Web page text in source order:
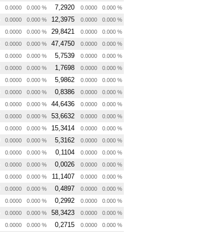
0.0000 0.000 % 7,2920 0.0000 0.000 %
0.0000 0.000 % 12,3975 0.0000 0.000 %
0.0000 0.000 % 29,8421 0.0000 0.000 %
0.0000 0.000 % 47,4750 0.0000 0.000 %
0.0000 0.000 % 5,7539 0.0000 0.000 %
0.0000 0.000 % 1,7698 0.0000 0.000 %
0.0000 0.000 % 5,9862 0.0000 0.000 %
0.0000 0.000 % 0,8386 0.0000 0.000 %
0.0000 0.000 % 44,6436 0.0000 0.000 %
0.0000 0.000 % 53,6632 0.0000 0.000 %
0.0000 0.000 % 15,3414 0.0000 0.000 %
0.0000 0.000 % 5,3162 0.0000 0.000 %
0.0000 0.000 % 0,1104 0.0000 0.000 %
0.0000 0.000 % 0,0026 0.0000 0.000 %
0.0000 0.000 % 11,1407 0.0000 0.000 %
0.0000 0.000 % 0,4897 0.0000 0.000 %
0.0000 0.000 % 0,2992 0.0000 0.000 %
0.0000 0.000 % 58,3423 0.0000 0.000 %
0.0000 0.000 % 0,2715 0.0000 0.000 %